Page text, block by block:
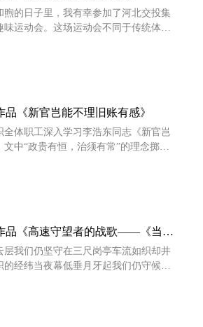
煦的日子里，我有幸参加了河北交投集
味运动会。这场运动会不同于传统体育
《新官岂能不理旧账有感》
全体职工深入学习李浩东同志《新官岂
中“政贵有恒，治须有常”的理念掷地
《高速守望者的战歌——《当那
层我们仍坚守在三尺岗亭车流如织却井
的经纬当夜幕低垂月牙起我们仍守候在